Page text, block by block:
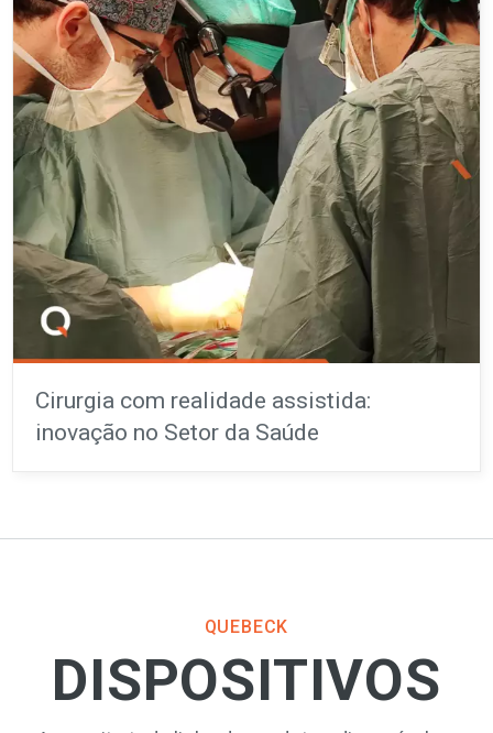
Cirurgia com realidade assistida:
inovação no Setor da Saúde
QUEBECK
DISPOSITIVOS